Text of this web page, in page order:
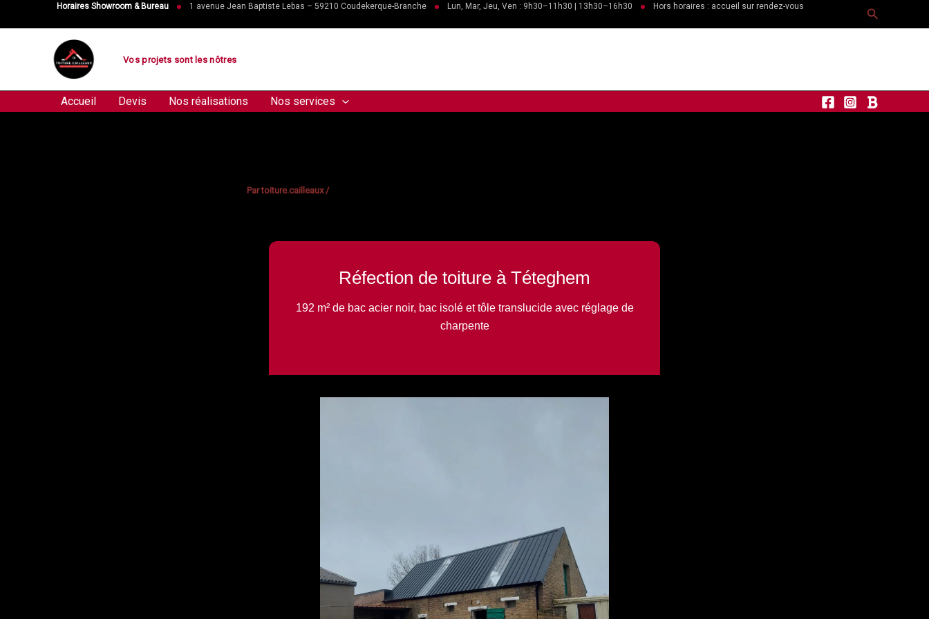
au
Horaires Showroom & Bureau 1 avenue Jean Baptiste Lebas – 59210 Coudekerque-Branche Lun, Mar, Jeu, Ven : 9h30–11h30 | 13h30–16h30 Hors horaires : accueil sur rendez-vous
Vos projets sont les nôtres
Accueil Devis Nos réalisations Nos services
Partoiture.cailleaux/
Réfection de toiture à Téteghem
192 m² de bac acier noir, bac isolé et tôle translucide avec réglage de
charpente